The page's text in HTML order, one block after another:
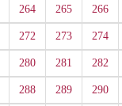
264 265 266
272 273 274
280 281 282
288 289 290